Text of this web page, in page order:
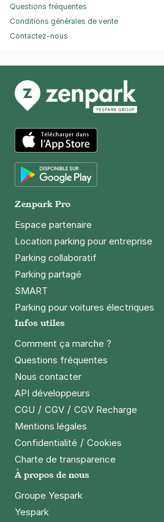
Questions fréquentes
Conditions générales de vente
Contactez-nous
App Store
Zenpark Pro
Espace partenaire
Location parking pour entreprise
Parking collaboratif
Parking partagé
SMART
Parking pour voitures électriques
Infos utiles
Comment ça marche ?
Questions fréquentes
Nous contacter
API développeurs
CGU / CGV / CGV Recharge
Mentions légales
Confidentialité / Cookies
Charte de transparence
À propos de nous
Groupe Yespark
Yespark